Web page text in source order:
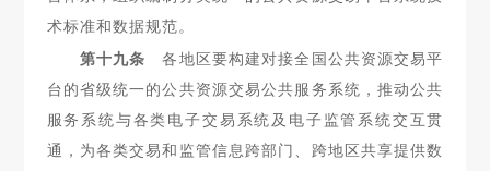
术标准和数据规范。
第十九条 各地区要构建对接全国公共资源交易平
台的省级统一的公共资源交易公共服务系统，推动公共
服务系统与各类电子交易系统及电子监管系统交互贯
通，为各类交易和监管信息跨部门、跨地区共享提供数